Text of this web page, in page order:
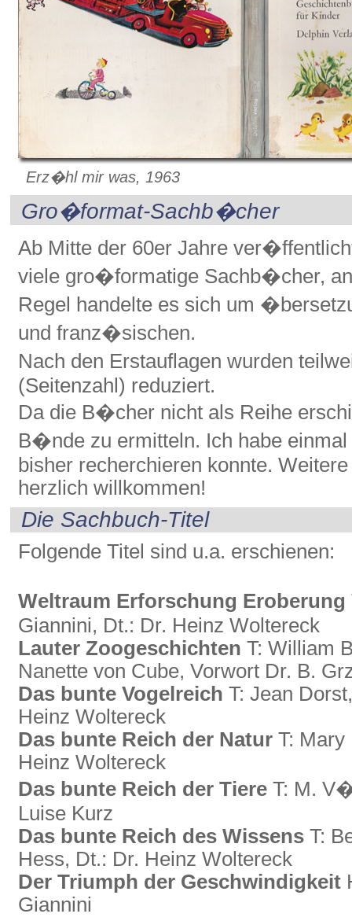
Erz�hl mir was, 1963
Gro�format-Sachb�cher
Ab Mitte der 60er Jahre
viele gro�formatige Sachb�cher,
Regel handelte es sich um
und franz�sischen.
Nach den Erstauflagen wurden
(Seitenzahl) reduziert.
Da die B�cher nicht als Reihe
B�nde zu ermitteln. Ich habe
bisher recherchieren konnte.
herzlich willkommen!
Die Sachbuch-Titel
Folgende Titel sind u.a. erschienen:
Weltraum Erforschung Eroberung
Giannini, Dt.: Dr. Heinz Woltereck
Lauter Zoogeschichten T: William
Nanette von Cube, Vorwort Dr. B.
Das bunte Vogelreich T: Jean
Heinz Woltereck
Das bunte Reich der Natur T: Mary
Heinz Woltereck
Das bunte Reich der Tiere T: M.
Luise Kurz
Das bunte Reich des Wissens T:
Hess, Dt.: Dr. Heinz Woltereck
Der Triumph der Geschwindigkeit
Giannini